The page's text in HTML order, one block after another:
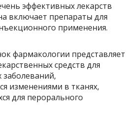
эффективных лекарств
включает препараты для
применения.
фармакологии представляет
средств для
заболеваний,
изменениями в тканях,
для перорального